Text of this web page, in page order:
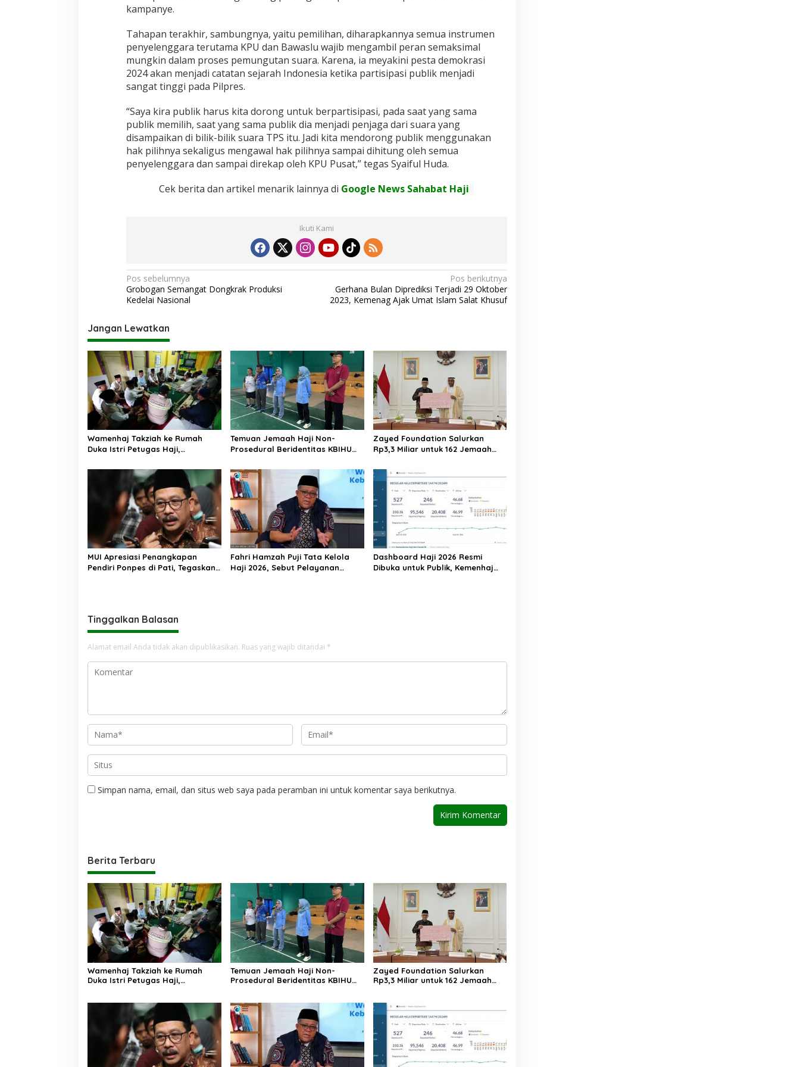
kampanye.
Tahapan terakhir, sambungnya, yaitu pemilihan, diharapkannya semua instrumen
penyelenggara terutama KPU dan Bawaslu wajib mengambil peran semaksimal
mungkin dalam proses pemungutan suara. Karena, ia meyakini pesta demokrasi
2024 akan menjadi catatan sejarah Indonesia ketika partisipasi publik menjadi
sangat tinggi pada Pilpres.
“Saya kira publik harus kita dorong untuk berpartisipasi, pada saat yang sama
publik memilih, saat yang sama publik dia menjadi penjaga dari suara yang
disampaikan di bilik-bilik suara TPS itu. Jadi kita mendorong publik menggunakan
hak pilihnya sekaligus mengawal hak pilihnya sampai dihitung oleh semua
penyelenggara dan sampai direkap oleh KPU Pusat,” tegas Syaiful Huda.
Cek berita dan artikel menarik lainnya di Google News Sahabat Haji
Ikuti Kami
N
a
i
g
a
s
i
p
o
s
Pos sebelumnya
Grobogan Semangat Dongkrak Produksi
Kedelai Nasional
Pos berikutnya
Gerhana Bulan Diprediksi Terjadi 29 Oktober
2023, Kemenag Ajak Umat Islam Salat Khusuf
Jangan Lewatkan
Wamenhaj Takziah ke Rumah
Duka Istri Petugas Haji,
Penghormatan atas Amanah
yang Tetap Ditunaikan
Temuan Jemaah Haji Non-
Prosedural Beridentitas KBIHU
Arahan Pusat
Zayed Foundation Salurkan
Rp3,3 Miliar untuk 162 Jemaah
Sama Haji RI–UEA
MUI Apresiasi Penangkapan
Pendiri Ponpes di Pati, Tegaskan
Fahri Hamzah Puji Tata Kelola
Haji 2026, Sebut Pelayanan
Dashboard Haji 2026 Resmi
Dibuka untuk Publik, Kemenhaj
Tinggalkan Balasan
Alamat email Anda tidak akan dipublikasikan. Ruas yang wajib ditandai *
Simpan nama, email, dan situs web saya pada peramban ini untuk komentar saya berikutnya.
Berita Terbaru
Wamenhaj Takziah ke Rumah
Duka Istri Petugas Haji,
yang Tetap Ditunaikan
Temuan Jemaah Haji Non-
Prosedural Beridentitas KBIHU
Zayed Foundation Salurkan
Rp3,3 Miliar untuk 162 Jemaah